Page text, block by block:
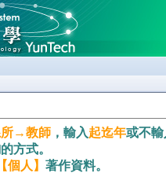
→教師 ，輸入起迄年或不輸
方式。
【個人】 著作資料。